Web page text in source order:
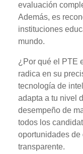
evaluación
Además, es
instituciones
mundo.
¿Por qué el PTE
radica en su
tecnología de
adapta a tu nivel
desempeño de
todos los
oportunidades
transparente.